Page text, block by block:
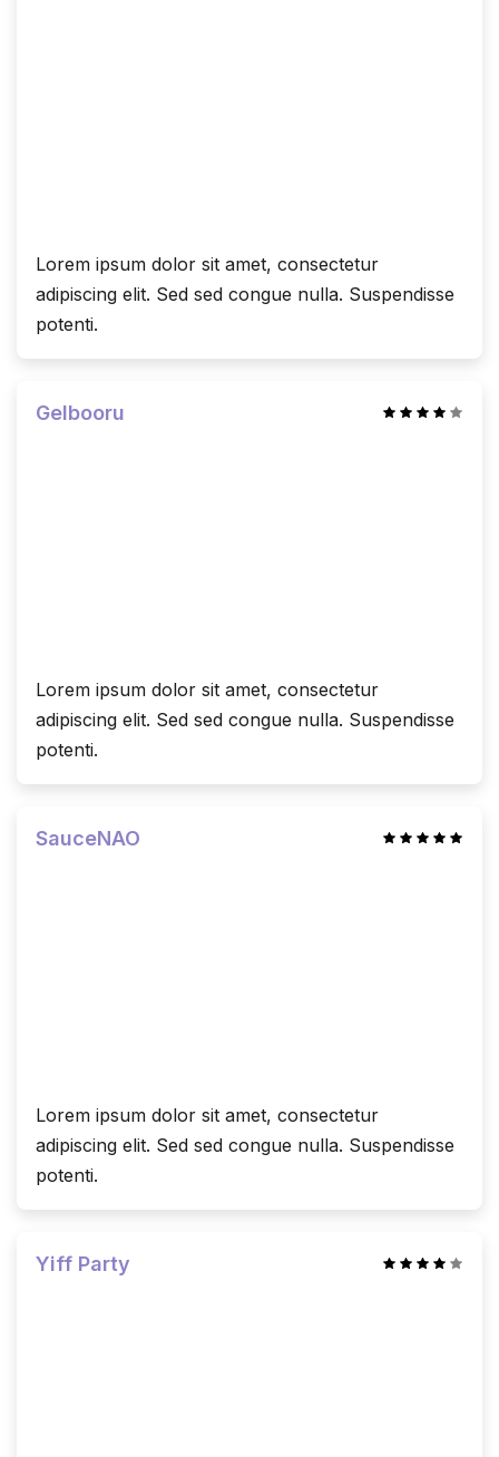
Lorem ipsum dolor sit amet, consectetur
adipiscing elit. Sed sed congue nulla. Suspendisse
potenti.
Gelbooru
Lorem ipsum dolor sit amet, consectetur
adipiscing elit. Sed sed congue nulla. Suspendisse
potenti.
SauceNAO
Lorem ipsum dolor sit amet, consectetur
adipiscing elit. Sed sed congue nulla. Suspendisse
potenti.
Yiff Party